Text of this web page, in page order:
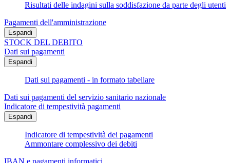
Risultati delle indagini sulla soddisfazione da parte degli utenti
Pagamenti dell'amministrazione
Espandi
STOCK DEL DEBITO
Dati sui pagamenti
Espandi
Dati sui pagamenti - in formato tabellare
Dati sui pagamenti del servizio sanitario nazionale
Indicatore di tempestività pagamenti
Espandi
Indicatore di tempestività dei pagamenti
Ammontare complessivo dei debiti
IBAN e pagamenti informatici